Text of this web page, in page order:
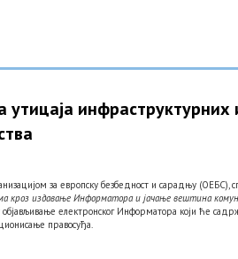
инфраструктурних
за европску безбедност и сарадњу (ОЕБС),
кроз издавање Информатора и јачање вештина
електронског Информатора који ће
правосуђа.